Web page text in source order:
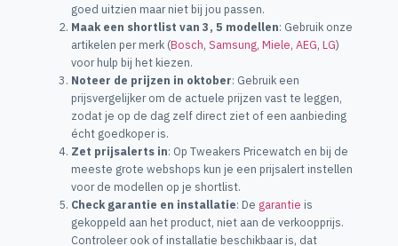
goed uitzien maar niet bij jou passen.
Maak een shortlist van 3, 5 modellen: Gebruik onze
artikelen per merk (Bosch, Samsung, Miele, AEG, LG)
voor hulp bij het kiezen.
Noteer de prijzen in oktober: Gebruik een
prijsvergelijker om de actuele prijzen vast te leggen,
zodat je op de dag zelf direct ziet of een aanbieding
écht goedkoper is.
Zet prijsalerts in: Op Tweakers Pricewatch en bij de
meeste grote webshops kun je een prijsalert instellen
voor de modellen op je shortlist.
Check garantie en installatie: De garantie is
gekoppeld aan het product, niet aan de verkoopprijs.
Controleer ook of installatie beschikbaar is, dat